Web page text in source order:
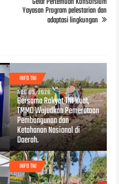
Yayasan Program pelestarian dan
adaptasi lingkungan
INFO TNI
AUG 05, 2026
Bersama Rakyat TNI Kuat,
TMMD Wujudkan Pemerataan
Pembangunan dan
Ketahanan Nasional di
Daerah.
INFO TNI